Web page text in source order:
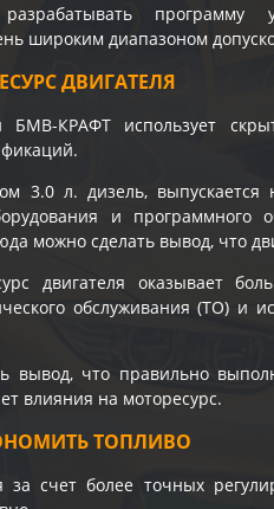
широким диапазоном
ДВИГАТЕЛЯ
КРАФТ использует
3.0 л. дизель,
и
можно сделать вывод, что
двигателя оказывает
обслуживания (ТО) и
вывод, что правильно
влияния на моторесурс.
ТОПЛИВО
за счет более точных